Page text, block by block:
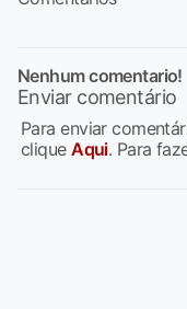
Nenhum comentario!
Enviar comentário
Para enviar
cliqueAqui. Para